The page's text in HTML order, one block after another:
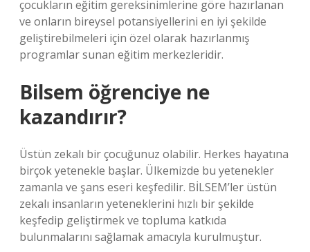
çocukların eğitim gereksinimlerine göre hazırlanan
ve onların bireysel potansiyellerini en iyi şekilde
geliştirebilmeleri için özel olarak hazırlanmış
programlar sunan eğitim merkezleridir.
Bilsem öğrenciye ne
kazandırır?
Üstün zekalı bir çocuğunuz olabilir. Herkes hayatına
birçok yetenekle başlar. Ülkemizde bu yetenekler
zamanla ve şans eseri keşfedilir. BİLSEM’ler üstün
zekalı insanların yeteneklerini hızlı bir şekilde
keşfedip geliştirmek ve topluma katkıda
bulunmalarını sağlamak amacıyla kurulmuştur.